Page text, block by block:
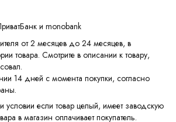
и monobank
от 2 месяцев до 24 месяцев, в
товара. Смотрите в описании к товару,
14 дней с момента покупки, согласно
условии если товар целый, имеет заводскую
в магазин оплачивает покупатель.